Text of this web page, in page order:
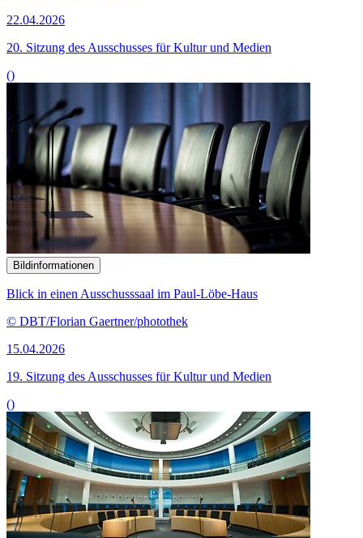
22.04.2026
20. Sitzung des Ausschusses für Kultur und Medien
()
Bildinformationen
Blick in einen Ausschusssaal im Paul-Löbe-Haus
© DBT/Florian Gaertner/photothek
15.04.2026
19. Sitzung des Ausschusses für Kultur und Medien
()